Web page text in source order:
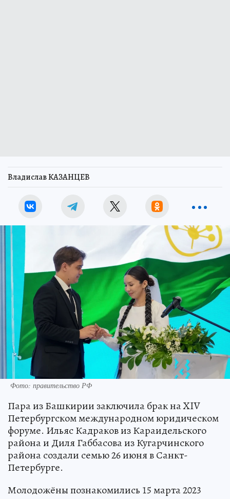
Владислав КАЗАНЦЕВ
Фото: правительство РФ
Пара из Башкирии заключила брак на XIV
Петербургском международном юридическом
форуме. Ильяс Кадраков из Караидельского
района и Диля Габбасова из Кугарчинского
района создали семью 26 июня в Санкт-
Петербурге.
Молодожёны познакомились 15 марта 2023